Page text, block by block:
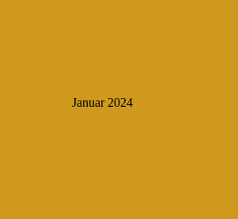
Januar 2024